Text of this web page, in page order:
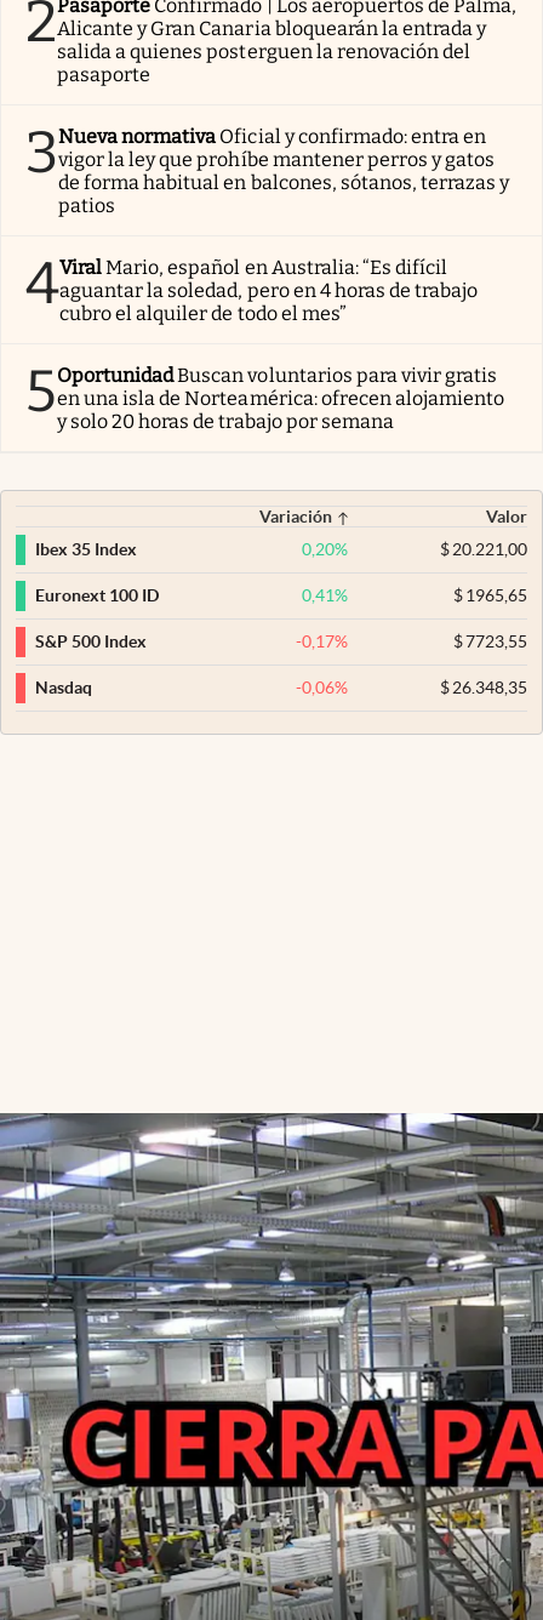
2Pasaporte Confirmado | Los aeropuertos de Palma,
Alicante y Gran Canaria bloquearán la entrada y
salida a quienes posterguen la renovación del
pasaporte
3Nueva normativa Oficial y confirmado: entra en
vigor la ley que prohíbe mantener perros y gatos
de forma habitual en balcones, sótanos, terrazas y
patios
4ViralMario, español en Australia: “Es difícil
aguantar la soledad, pero en 4 horas de trabajo
cubro el alquiler de todo el mes”
5OportunidadBuscan voluntarios para vivir gratis
en una isla de Norteamérica: ofrecen alojamiento
y solo 20 horas de trabajo por semana
Variación
Valor
Ibex 35 Index
0,20% $20.221,00
Euronext 100 ID 0,41% $1965,65
S&P 500 Index -0,17% $7723,55
Nasdaq -0,06% $26.348,35